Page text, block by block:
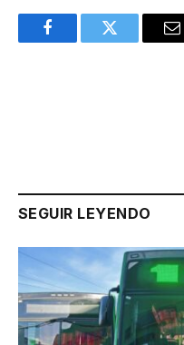
FacebookTwitter
SEGUIR LEYENDO